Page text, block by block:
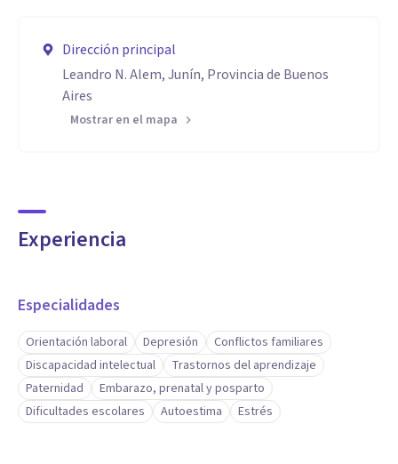
Dirección principal
Leandro N. Alem, Junín, Provincia de Buenos
Aires
Mostrar en el mapa
Experiencia
Especialidades
Orientación laboral Depresión
Conflictos familiares
Discapacidad intelectual
Trastornos del aprendizaje
Paternidad
Embarazo, prenatal y posparto
Dificultades escolares
Autoestima Estrés